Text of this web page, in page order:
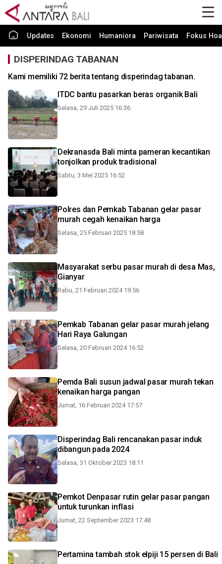
Updates Ekonomi Humaniora Pariwisata Fokus
DISPERINDAG TABANAN
Kami memiliki 72 berita tentang disperindag tabanan.
ITDC bantu pasarkan beras organik Bali
Selasa, 29 Juli 2025 16:36
Dekranasda Bali minta pameran kecantikan
tonjolkan produk tradisional
Sabtu, 3 Mei 2025 16:52
Polres dan Pemkab Tabanan gelar pasar
murah cegah kenaikan harga
Selasa, 25 Februari 2025 18:58
Masyarakat serbu pasar murah di desa Mas,
Gianyar
Rabu, 21 Februari 2024 19:56
Pemkab Tabanan gelar pasar murah jelang
Hari Raya Galungan
Selasa, 20 Februari 2024 16:52
Pemda Bali susun jadwal pasar murah tekan
kenaikan harga pangan
Jumat, 16 Februari 2024 17:57
Disperindag Bali rencanakan pasar induk
dibangun pada 2024
Selasa, 31 Oktober 2023 18:11
Pemkot Denpasar rutin gelar pasar pangan
untuk turunkan inflasi
Jumat, 22 September 2023 17:48
Pertamina tambah stok elpiji 15 persen di Bali